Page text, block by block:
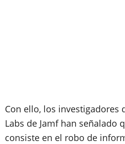
Con ello, los investigadores
Labs de Jamf han señalado
consiste en el robo de